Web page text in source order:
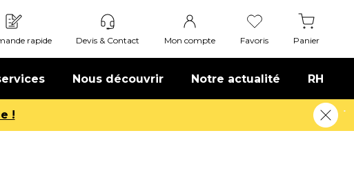
rapide Devis & Contact Mon compte Favoris Panier
Nous découvrir Notre actualité RH
savoir plus